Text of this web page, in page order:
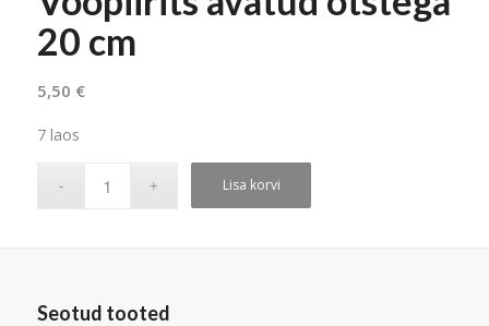
20 cm
5,50 €
7 laos
Lisa korvi
Seotud tooted